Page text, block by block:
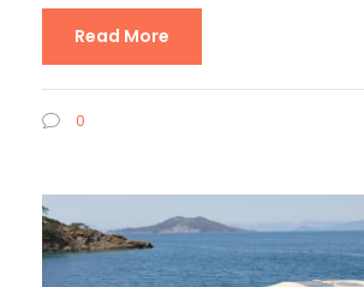
Read More
0